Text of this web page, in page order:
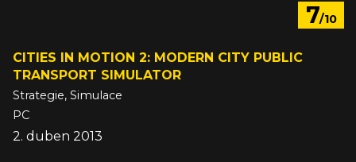
7/10
CITIES IN MOTION 2: MODERN CITY PUBLIC
TRANSPORT SIMULATOR
Strategie, Simulace
PC
2. duben 2013